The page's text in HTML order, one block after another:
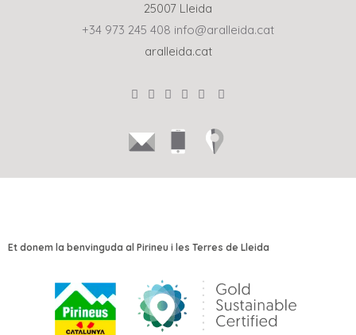
25007 Lleida
+34 973 245 408 info@aralleida.cat
aralleida.cat
Et donem la benvinguda al Pirineu i les Terres de Lleida